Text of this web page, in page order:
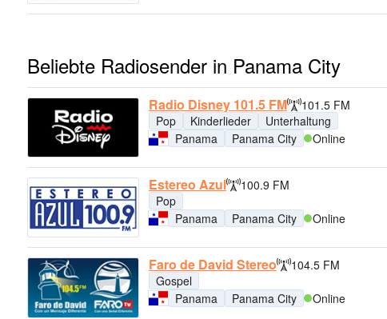
Beliebte Radiosender in Panama City
Radio Disney 101.5 FM
101.5 FM
Pop
Kinderlieder
Unterhaltung
Panama
Panama City Online
Estereo Azul
100.9 FM
Pop
Panama
Panama City Online
Faro de David Stereo
104.5 FM
Gospel
Panama
Panama City Online